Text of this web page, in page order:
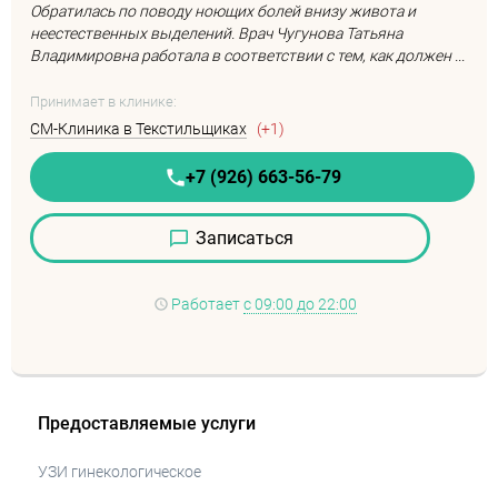
Обратилась по поводу ноющих болей внизу живота и
неестественных выделений. Врач Чугунова Татьяна
Владимировна работала в соответствии с тем, как должен ...
Принимает в клинике:
СМ-Клиника в Текстильщиках (+1)
+7 (926) 663-56-79
Записаться
Работает с 09:00 до 22:00
Предоставляемые услуги
УЗИ гинекологическое